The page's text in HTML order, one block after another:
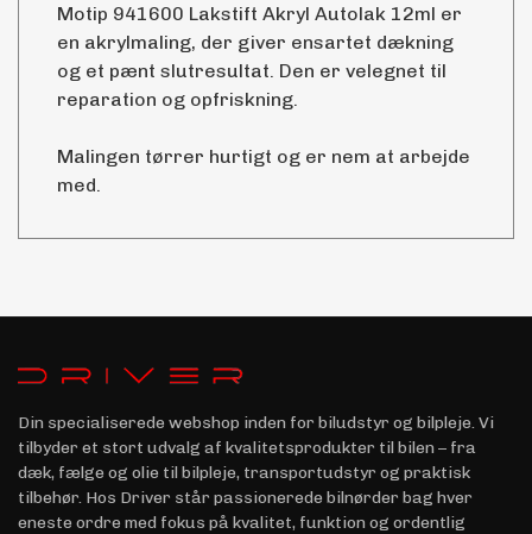
Motip 941600 Lakstift Akryl Autolak 12ml er
en akrylmaling, der giver ensartet dækning
og et pænt slutresultat. Den er velegnet til
reparation og opfriskning.
Malingen tørrer hurtigt og er nem at arbejde
med.
Din specialiserede webshop inden for biludstyr og bilpleje. Vi
tilbyder et stort udvalg af kvalitetsprodukter til bilen – fra
dæk, fælge og olie til bilpleje, transportudstyr og praktisk
tilbehør. Hos Driver står passionerede bilnørder bag hver
eneste ordre med fokus på kvalitet, funktion og ordentlig